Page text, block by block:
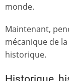
monde.
Maintenant,
mécanique de
historique.